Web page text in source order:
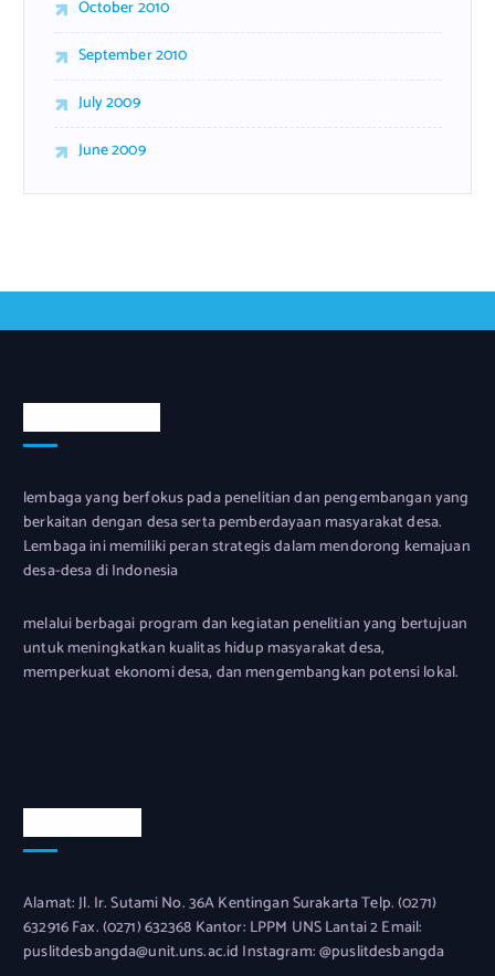
October 2010
September 2010
July 2009
June 2009
lembaga yang berfokus pada penelitian dan pengembangan yang
berkaitan dengan desa serta pemberdayaan masyarakat desa.
Lembaga ini memiliki peran strategis dalam mendorong kemajuan
desa-desa di Indonesia
melalui berbagai program dan kegiatan penelitian yang bertujuan
untuk meningkatkan kualitas hidup masyarakat desa,
memperkuat ekonomi desa, dan mengembangkan potensi lokal.
Alamat: Jl. Ir. Sutami No. 36A Kentingan Surakarta Telp. (0271)
632916 Fax. (0271) 632368 Kantor: LPPM UNS Lantai 2 Email:
puslitdesbangda@unit.uns.ac.id Instagram: @puslitdesbangda